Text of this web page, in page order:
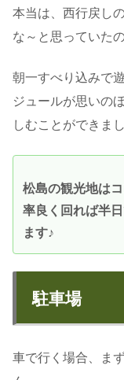
本当は、西行戻し
な～と思っていた
朝一すべり込みで
ジュールが思いの
しむことができまし
松島の観光地は
率良く回れば半
ます♪
駐車場
車で行く場合、ま